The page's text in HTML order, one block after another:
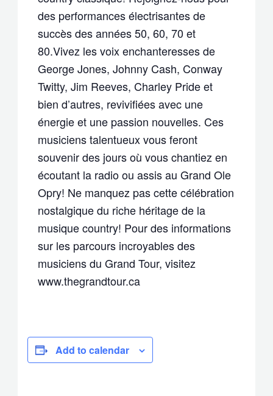
des performances électrisantes de
succès des années 50, 60, 70 et
80.Vivez les voix enchanteresses de
George Jones, Johnny Cash, Conway
Twitty, Jim Reeves, Charley Pride et
bien d’autres, revivifiées avec une
énergie et une passion nouvelles. Ces
musiciens talentueux vous feront
souvenir des jours où vous chantiez en
écoutant la radio ou assis au Grand Ole
Opry! Ne manquez pas cette célébration
nostalgique du riche héritage de la
musique country! Pour des informations
sur les parcours incroyables des
musiciens du Grand Tour, visitez
www.thegrandtour.ca
Add to calendar